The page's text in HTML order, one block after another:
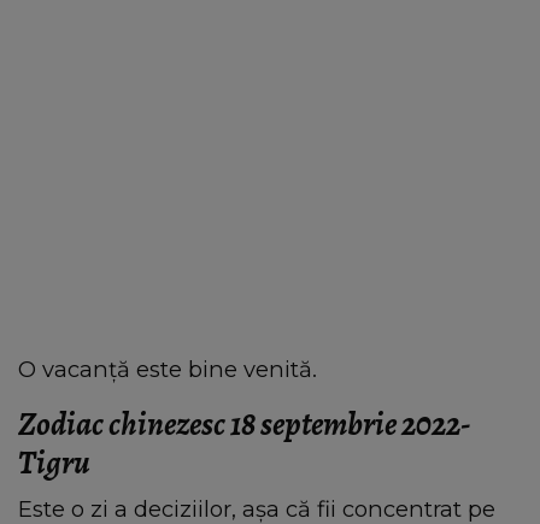
O vacanță este bine venită.
Zodiac chinezesc 18 septembrie 2022-
Tigru
Este o zi a deciziilor, așa că fii concentrat pe